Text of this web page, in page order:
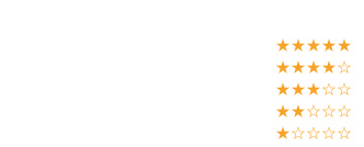
★★★★★
★★★★☆
★★★☆☆
★★☆☆☆
★☆☆☆☆